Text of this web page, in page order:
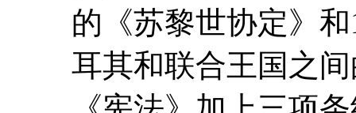
的《苏黎世协定》
耳其和联合王国之